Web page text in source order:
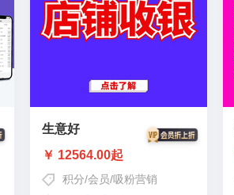
生意好
￥ 12564.00起
积分/会员/吸粉营销